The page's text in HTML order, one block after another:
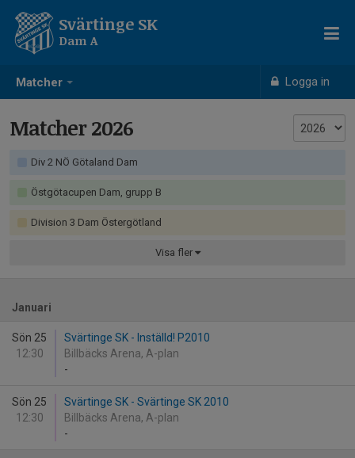
Matcher Logga in
Svärtinge SK
Dam A
Matcher 2026
Div 2 NÖ Götaland Dam
Östgötacupen Dam, grupp B
Division 3 Dam Östergötland
Visa fler
Januari
Sön 25
12:30
Svärtinge SK - Inställd! P2010
Billbäcks Arena, A-plan
-
Sön 25
12:30
Svärtinge SK - Svärtinge SK 2010
Billbäcks Arena, A-plan
-